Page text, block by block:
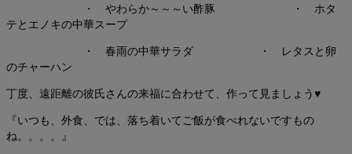
・ やわらか～～～い酢豚 ・ ホタ
テとエノキの中華スープ
・ 春雨の中華サラダ ・ レタスと卵
のチャーハン
丁度、遠距離の彼氏さんの来福に合わせて、作って見ましょう♥
『いつも、外食、では、落ち着いてご飯が食べれないですもの
ね。。。。』